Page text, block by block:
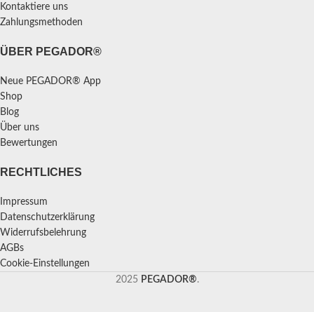
Kontaktiere uns
Zahlungsmethoden
ÜBER PEGADOR®
Neue PEGADOR® App
Shop
Blog
Über uns
Bewertungen
RECHTLICHES
Impressum
Datenschutzerklärung
Widerrufsbelehrung
AGBs
Cookie-Einstellungen
2025 PEGADOR®.